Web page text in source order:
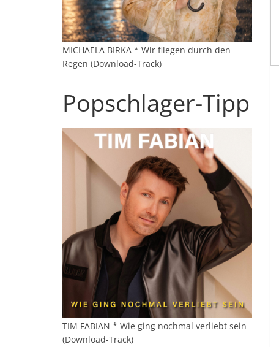
MICHAELA BIRKA * Wir fliegen durch den
Regen (Download-Track)
Popschlager-Tipp
TIM FABIAN * Wie ging nochmal verliebt sein
(Download-Track)